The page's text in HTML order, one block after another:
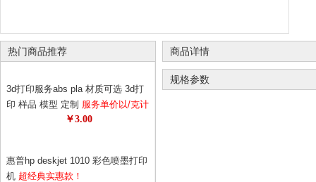
热门商品推荐
3d打印服务abs pla 材质可选 3d打
印 样品 模型 定制 服务单价以/克计
算 请先与客服确认数量 diy个性定
￥3.00
惠普hp deskjet 1010 彩色喷墨打印
机 超经典实惠款！
商品详情
规格参数